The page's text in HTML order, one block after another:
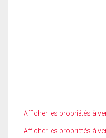
Afficher les propriétés à
Afficher les propriétés à